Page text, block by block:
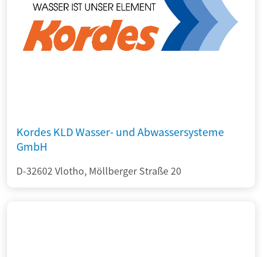
Kordes KLD Wasser- und Abwassersysteme
GmbH
D-32602 Vlotho, Möllberger Straße 20